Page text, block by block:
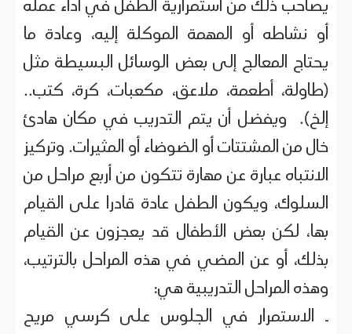
يصاحب ذلك من استمرارية الطفل في أداء عمله
أو نشاطه أو المهمة الموكلة إليه، وعادة ما
يحتاج المعالج إلى بعض الوسائل البسيطة مثل
(طاولة، أطعمة، ملاعق، مكعبات، كرة، كتب..
إلخ). ويفضل أن يتم التدريب في مكان هادئ
خال من المشتتات أو الضوضاء أو المثيرات. وتركيز
الانتباه عبارة عن مهارة تتكون من أربع مراحل من
السلوك، ويكون الطفل عادة قادرا على القيام
بها، لكن بعض الأطفال قد يعجزون عن القيام
بذلك، أو عن المضي في هذه المراحل بالترتيب،
وهذه المراحل التدريبية هي:
ـ الاستمرار في الجلوس على كرسي مريح